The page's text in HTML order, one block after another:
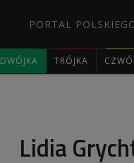
PORTAL
DWÓJKA TRÓJKA
Lidia